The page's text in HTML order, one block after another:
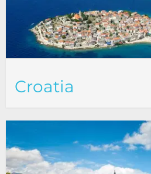
Croatia